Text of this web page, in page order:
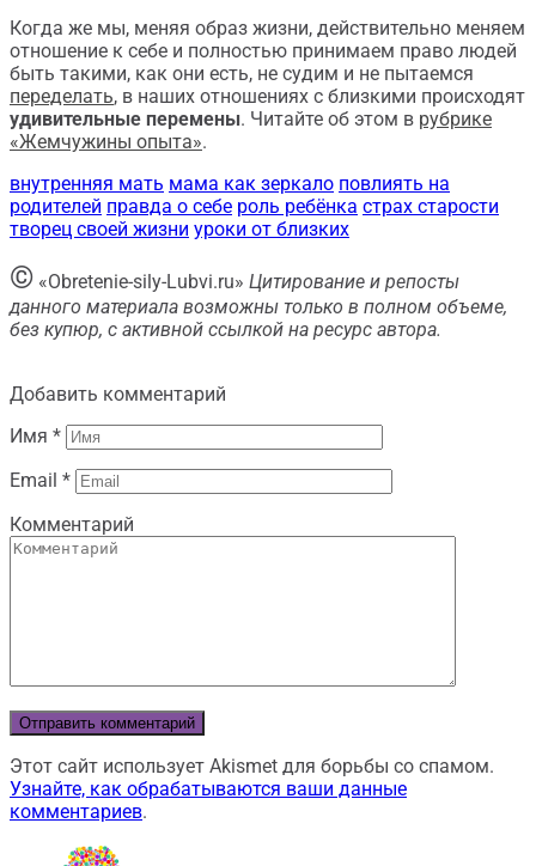
Когда же мы, меняя образ жизни, действительно меняем
отношение к себе и полностью принимаем право людей
быть такими, как они есть, не судим и не пытаемся
переделать, в наших отношениях с близкими происходят
удивительные перемены. Читайте об этом в рубрике
«Жемчужины опыта».
внутренняя мать мама как зеркало повлиять на
родителей правда о себе роль ребёнка страх старости
творец своей жизни уроки от близких
© «Obretenie-sily-Lubvi.ru» Цитирование и репосты
данного материала возможны только в полном объеме,
без купюр, с активной ссылкой на ресурс автора.
Добавить комментарий
Имя *
Email *
Комментарий
Этот сайт использует Akismet для борьбы со спамом.
Узнайте, как обрабатываются ваши данные
комментариев.